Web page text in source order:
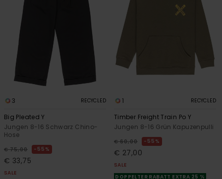
3 RECYCLED
Big Pleated Y
Jungen 8-16 Schwarz Chino-
Hose
€ 75,00 55%
€ 33,75
SALE
1 RECYCLED
Timber Freight Train Po Y
Jungen 8-16 Grün Kapuzenpulli
€ 60,00 55%
€ 27,00
SALE
DOPPELTER RABATT EXTRA 25 %